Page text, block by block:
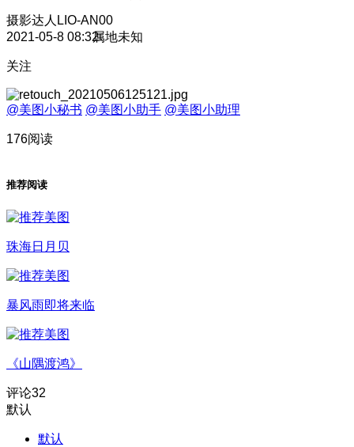
摄影达人 LIO-AN00
2021-05-8 08:32属地未知
关注
@美图小秘书 @美图小助手 @美图小助理
176阅读
推荐阅读
珠海日月贝
暴风雨即将来临
《山隅渡鸿》
评论32
默认
默认